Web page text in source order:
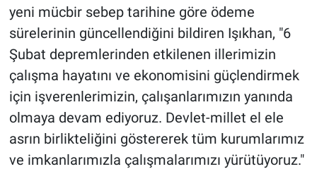
yeni mücbir sebep tarihine göre ödeme
sürelerinin güncellendiğini bildiren Işıkhan, "6
Şubat depremlerinden etkilenen illerimizin
çalışma hayatını ve ekonomisini güçlendirmek
için işverenlerimizin, çalışanlarımızın yanında
olmaya devam ediyoruz. Devlet-millet el ele
asrın birlikteliğini göstererek tüm kurumlarımız
ve imkanlarımızla çalışmalarımızı yürütüyoruz."